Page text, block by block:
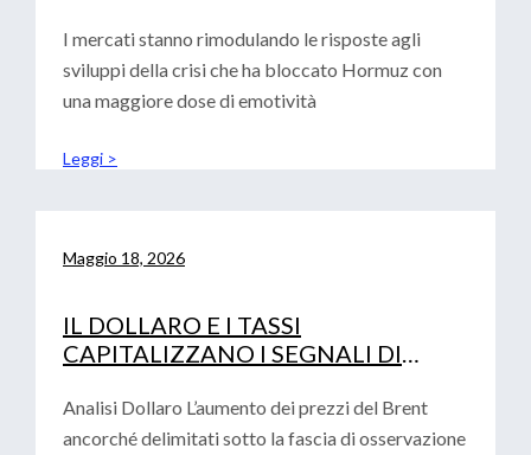
I mercati stanno rimodulando le risposte agli
sviluppi della crisi che ha bloccato Hormuz con
una maggiore dose di emotività
Leggi >
Maggio 18, 2026
IL DOLLARO E I TASSI
CAPITALIZZANO I SEGNALI DI
Analisi Dollaro L’aumento dei prezzi del Brent
ancorché delimitati sotto la fascia di osservazione